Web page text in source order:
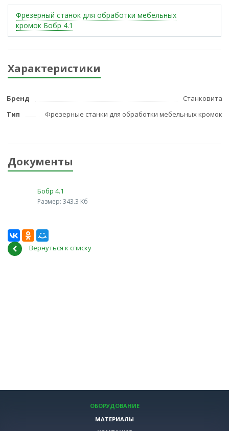
Фрезерный станок для обработки мебельных
кромок Бобр 4.1
Характеристики
Бренд
Станковита
Тип
Фрезерные станки для обработки мебельных кромок
Документы
Бобр 4.1
Размер: 343.3 Кб
Вернуться к списку
ОБОРУДОВАНИЕ
МАТЕРИАЛЫ